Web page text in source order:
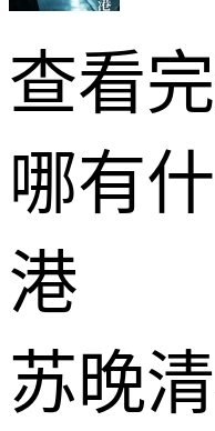
查看
哪有
港
苏晚